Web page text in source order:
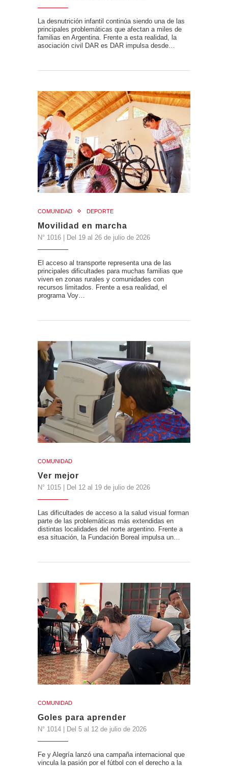
La desnutrición infantil continúa siendo una de las
principales problemáticas que afectan a miles de
familias en Argentina. Frente a esta realidad, la
asociación civil DAR es DAR impulsa desde…
COMUNIDAD DEPORTE
Movilidad en marcha
N° 1016 | Del 19 al 26 de julio de 2026
El acceso al transporte representa una de las
principales dificultades para muchas familias que
viven en zonas rurales y comunidades con
recursos limitados. Frente a esa realidad, el
programa Voy…
COMUNIDAD
Ver mejor
N° 1015 | Del 12 al 19 de julio de 2026
Las dificultades de acceso a la salud visual forman
parte de las problemáticas más extendidas en
distintas localidades del norte argentino. Frente a
esa situación, la Fundación Boreal impulsa un…
COMUNIDAD
Goles para aprender
N° 1014 | Del 5 al 12 de julio de 2026
Fe y Alegría lanzó una campaña internacional que
vincula la pasión por el fútbol con el derecho a la